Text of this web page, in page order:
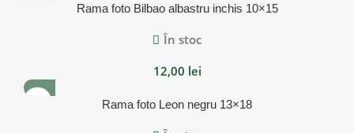
Rama foto Bilbao albastru inchis 10×15
În stoc
12,00 lei
Rama foto Leon negru 13×18